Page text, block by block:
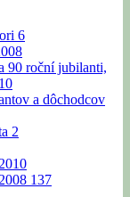
6
90 roční jubilanti,
a dôchodcov
2
137